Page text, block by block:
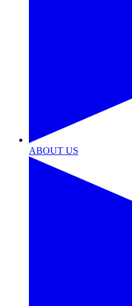
ABOUT US